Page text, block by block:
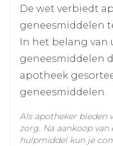
Behoud
De wet verbiedt
geneesmiddelen
In het belang van
geneesmiddelen
apotheek
geneesmiddelen.
Als apotheker bieden
zorg. Na aankoop
hulpmiddel kun je